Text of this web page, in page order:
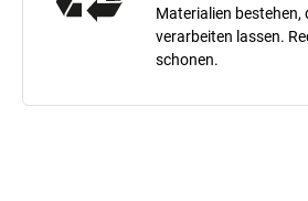
Materialien bestehen,
verarbeiten lassen.
schonen.